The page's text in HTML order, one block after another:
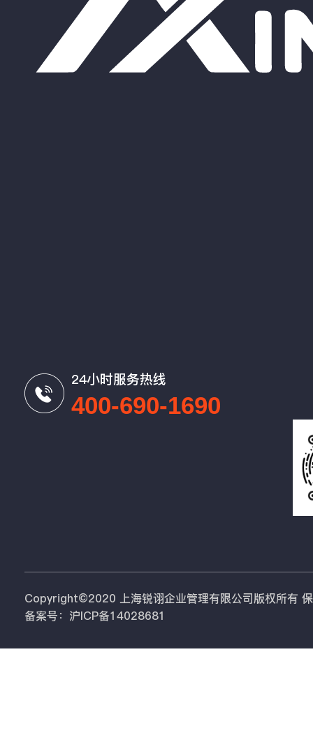
24小时服务热线
400-690-1690
Copyright©2020 上海锐诩企业管理有限公司版权所有
备案号：沪ICP备14028681